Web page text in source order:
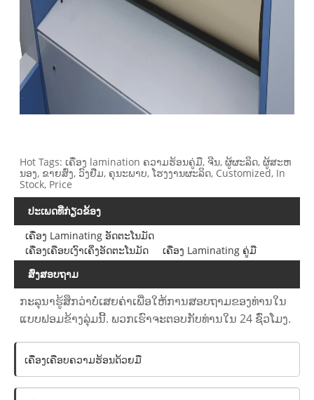
Hot Tags: ເຄື່ອງ lamination ຄວາມຮ້ອນຄູ່ມື, ຈີນ, ຜູ້ຜະລິດ, ຜູ້ສະຫ
ນອງ, ຂາຍສົ່ງ, ວົງຢືມ, ຄຸນະພາບ, ໂຮງງານຜະລິດ, Customized, In
Stock, Price
ປະເພດທີ່ກ່ຽວຂ້ອງ
ເຄື່ອງ Laminating ອັດຕະໂນມັດ
ເຄື່ອງເຄືອບເງົາເຄິ່ງອັດຕະໂນມັດ
ເຄື່ອງ Laminating ຄູ່ມື
ສົ່ງສອບຖາມ
ກະລຸນາຮູ້ສຶກວ່າບໍ່ເສຍຄ່າເພື່ອໃຫ້ການສອບຖາມຂອງທ່ານໃນ
ແບບຟອມຂ້າງລຸ່ມນີ້. ພວກເຮົາຈະຕອບກັບທ່ານໃນ 24 ຊົ່ວໂມງ.